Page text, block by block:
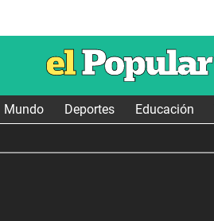
Mundo Deportes Educación